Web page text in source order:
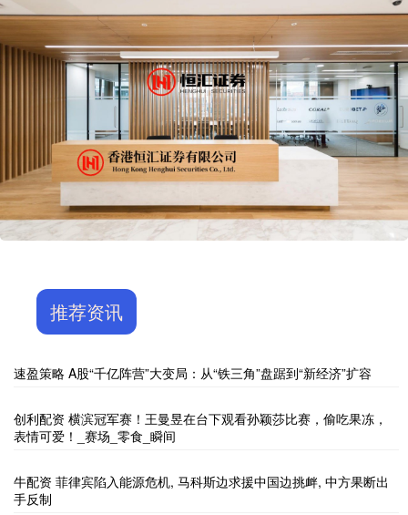
推荐资讯
速盈策略 A股“千亿阵营”大变局：从“铁三角”盘踞到“新经济”扩容
创利配资 横滨冠军赛！王曼昱在台下观看孙颖莎比赛，偷吃果冻，
表情可爱！_赛场_零食_瞬间
牛配资 菲律宾陷入能源危机, 马科斯边求援中国边挑衅, 中方果断出
手反制